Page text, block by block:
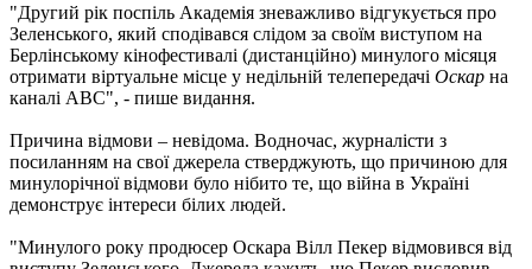
"Другий рік поспіль Академія зневажливо відгукується про
Зеленського, який сподівався слідом за своїм виступом на
Берлінському кінофестивалі (дистанційно) минулого місяця
отримати віртуальне місце у недільній телепередачі Оскар на
каналі ABC", - пише видання.
Причина відмови – невідома. Водночас, журналісти з
посиланням на свої джерела стверджують, що причиною для
минулорічної відмови було нібито те, що війна в Україні
демонструє інтереси білих людей.
"Минулого року продюсер Оскара Вілл Пекер відмовився від